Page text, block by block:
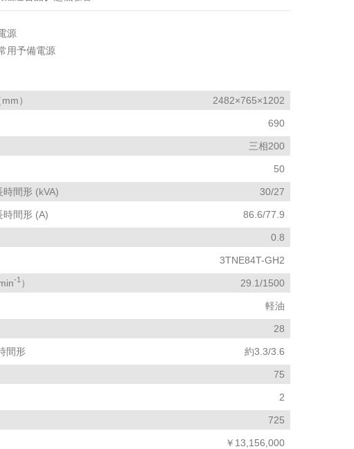
源
用予備電源
） 2482×765×1202
690
三相200
50
間形 (kVA) 30/27
時間形 (A) 86.6/77.9
0.8
3TNE84T-GH2
-1 ） 29.1/1500
軽油
28
間形 約3.3/3.6
75
2
725
￥13,156,000